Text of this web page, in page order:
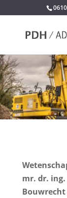
mr. dr.
Bouwrecht